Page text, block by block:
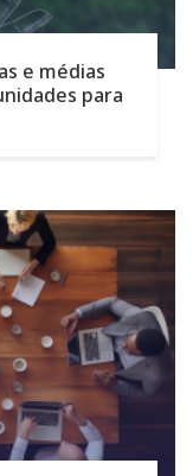
e médias
para